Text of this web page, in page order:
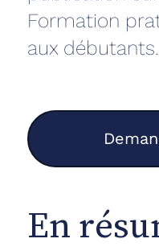
Formation
aux débutants.
En